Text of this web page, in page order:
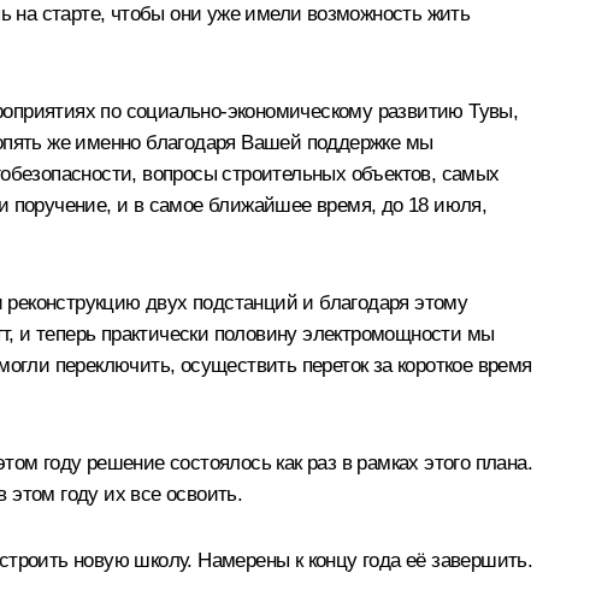
на старте, чтобы они уже имели возможность жить
по социально-экономическому развитию Тувы,
же именно благодаря Вашей поддержке мы
вопросы строительных объектов, самых
поручение, и в самое ближайшее время, до 18 июля,
двух подстанций и благодаря этому
и теперь практически половину электромощности мы
переключить, осуществить переток за короткое время
году решение состоялось как раз в рамках этого плана.
году их все освоить.
новую школу. Намерены к концу года её завершить.